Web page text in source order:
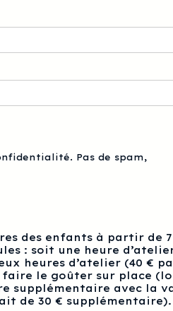
Pas de spam,
des enfants à partir de
: soit une heure
heures d’atelier (40 €
le goûter sur place
supplémentaire avec la
de 30 € supplémentaire).